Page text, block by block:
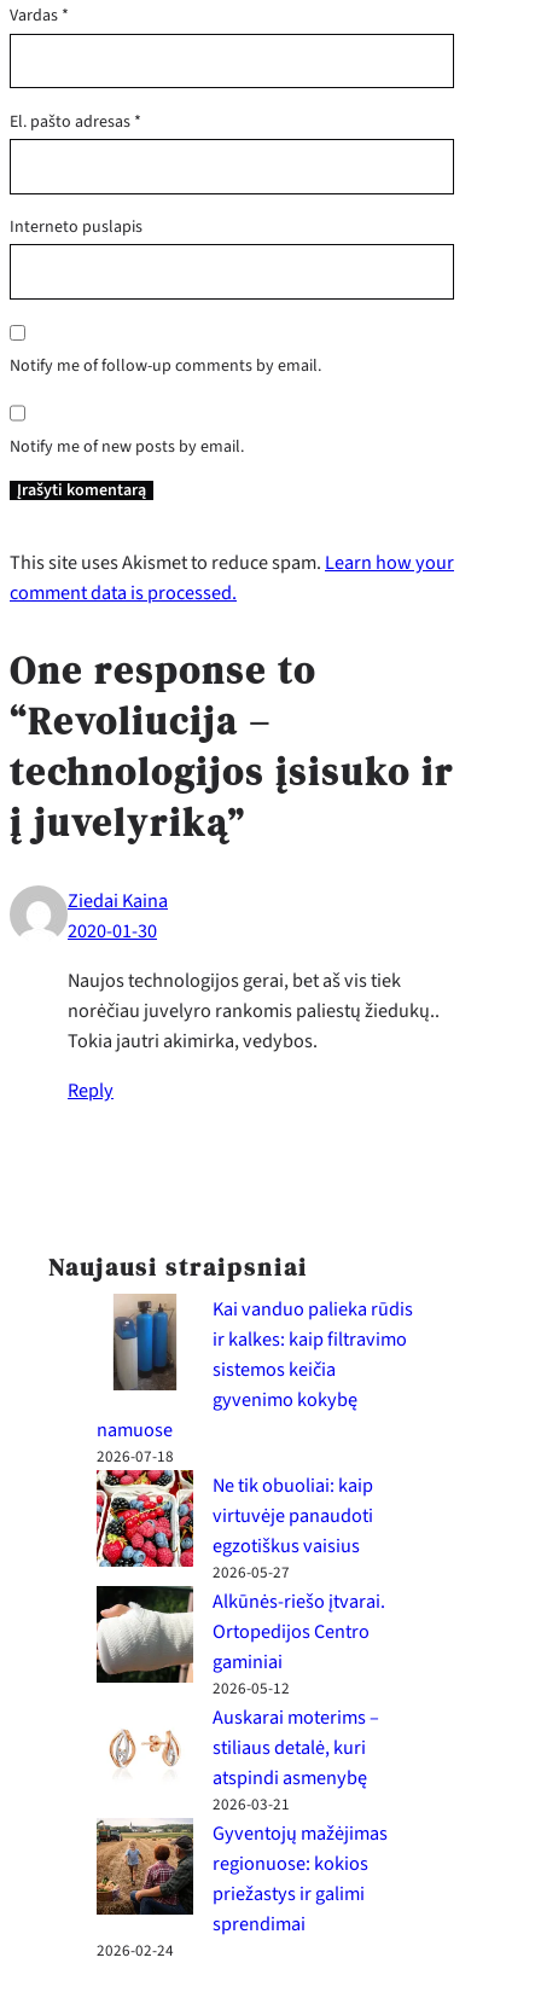
Vardas *
El. pašto adresas *
Interneto puslapis
Notify me of follow-up comments by email.
Notify me of new posts by email.
This site uses Akismet to reduce spam. Learn how your
comment data is processed.
One response to
“Revoliucija –
technologijos įsisuko ir
į juvelyriką”
Ziedai Kaina
2020-01-30
Naujos technologijos gerai, bet aš vis tiek
norėčiau juvelyro rankomis paliestų žiedukų..
Tokia jautri akimirka, vedybos.
Reply
Naujausi straipsniai
Kai vanduo palieka rūdis
ir kalkes: kaip filtravimo
sistemos keičia
gyvenimo kokybę
namuose
2026-07-18
Ne tik obuoliai: kaip
virtuvėje panaudoti
egzotiškus vaisius
2026-05-27
Alkūnės-riešo įtvarai.
Ortopedijos Centro
gaminiai
2026-05-12
Auskarai moterims –
stiliaus detalė, kuri
atspindi asmenybę
2026-03-21
Gyventojų mažėjimas
regionuose: kokios
priežastys ir galimi
sprendimai
2026-02-24